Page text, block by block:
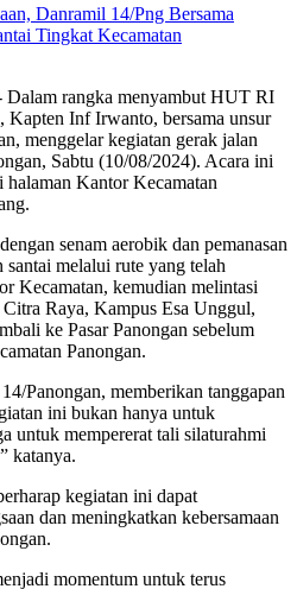
Dalam rangka menyambut HUT RI
Kapten Inf Irwanto, bersama unsur
menggelar kegiatan gerak jalan
Sabtu (10/08/2024). Acara ini
Kantor Kecamatan
senam aerobik dan pemanasan
melalui rute yang telah
Kecamatan, kemudian melintasi
Raya, Kampus Esa Unggul,
ke Pasar Panongan sebelum
Panongan.
Panongan, memberikan tanggapan
ini bukan hanya untuk
untuk mempererat tali silaturahmi
katanya.
kegiatan ini dapat
dan meningkatkan kebersamaan
momentum untuk terus